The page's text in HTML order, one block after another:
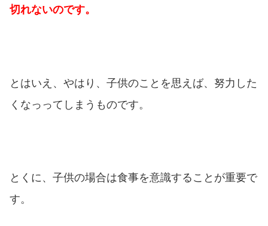
切れないのです。
とはいえ、やはり、子供のことを思えば、努力した
くなっってしまうものです。
とくに、子供の場合は食事を意識することが重要で
す。